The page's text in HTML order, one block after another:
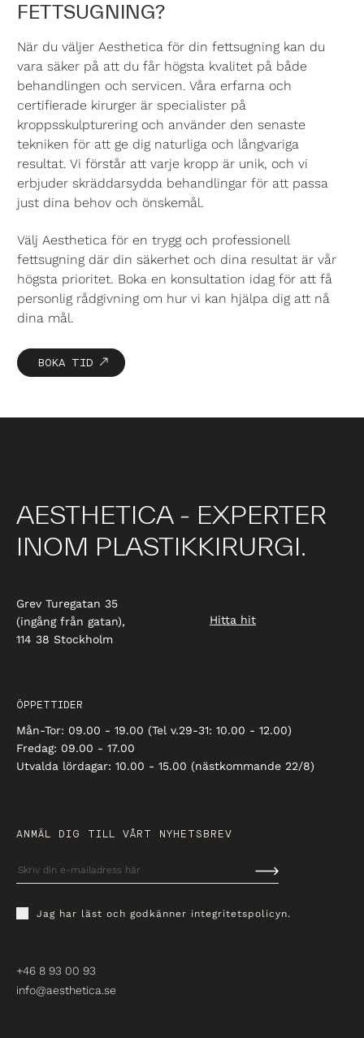
FETTSUGNING?
När du väljer Aesthetica för din fettsugning kan du
vara säker på att du får högsta kvalitet på både
behandlingen och servicen. Våra erfarna och
certifierade kirurger är specialister på
kroppsskulpturering och använder den senaste
tekniken för att ge dig naturliga och långvariga
resultat. Vi förstår att varje kropp är unik, och vi
erbjuder skräddarsydda behandlingar för att passa
just dina behov och önskemål.
Välj Aesthetica för en trygg och professionell
fettsugning där din säkerhet och dina resultat är vår
högsta prioritet. Boka en konsultation idag för att få
personlig rådgivning om hur vi kan hjälpa dig att nå
dina mål.
BOKA TID
AESTHETICA - EXPERTER
INOM PLASTIKKIRURGI.
Grev Turegatan 35
(ingång från gatan),
114 38 Stockholm
Hitta hit
ÖPPETTIDER
Mån-Tor: 09.00 - 19.00 (Tel v.29-31: 10.00 - 12.00)
Fredag: 09.00 - 17.00
Utvalda lördagar: 10.00 - 15.00 (nästkommande 22/8)
ANMÄL DIG TILL VÅRT NYHETSBREV
Jag har läst och godkänner integritetspolicyn.
+46 8 93 00 93
info@aesthetica.se